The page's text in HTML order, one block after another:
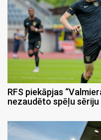
RFS piekāpjas
nezaudēto spēļu sēriju